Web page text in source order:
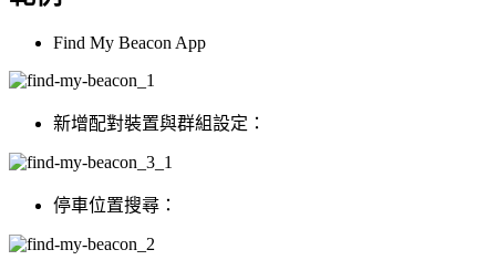
Find My Beacon App
新增配對裝置與群組設定：
停車位置搜尋：